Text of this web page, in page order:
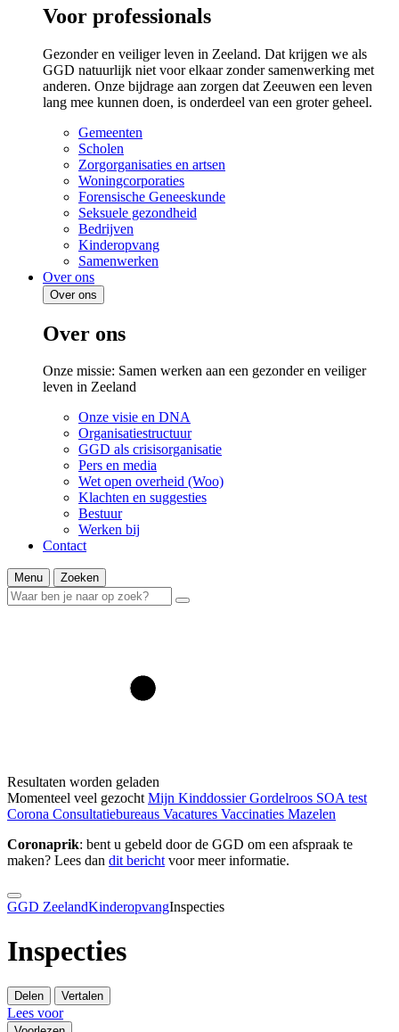
Voor professionals
Gezonder en veiliger leven in Zeeland. Dat krijgen we als
GGD natuurlijk niet voor elkaar zonder samenwerking met
anderen. Onze bijdrage aan zorgen dat Zeeuwen een leven
lang mee kunnen doen, is onderdeel van een groter geheel.
Gemeenten
Scholen
Zorgorganisaties en artsen
Woningcorporaties
Forensische Geneeskunde
Seksuele gezondheid
Bedrijven
Kinderopvang
Samenwerken
Over ons
Over ons
Over ons
Onze missie: Samen werken aan een gezonder en veiliger
leven in Zeeland
Onze visie en DNA
Organisatiestructuur
GGD als crisisorganisatie
Pers en media
Wet open overheid (Woo)
Klachten en suggesties
Bestuur
Werken bij
Contact
Menu Zoeken
Resultaten worden geladen
Momenteel veel gezocht Mijn KinddossierGordelroos SOA test
Corona Consultatiebureaus Vacatures Vaccinaties Mazelen
Coronaprik: bent u gebeld door de GGD om een afspraak te
maken? Lees dan dit berichtvoor meer informatie.
GGD ZeelandKinderopvangInspecties
Inspecties
Delen Vertalen
Lees voor